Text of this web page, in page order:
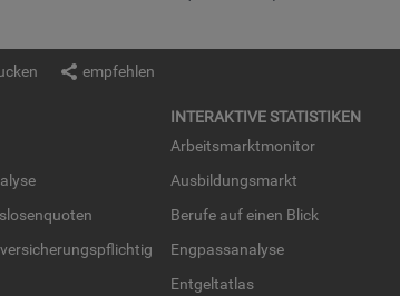
empfehlen
IN­TER­AK­TI­VE STA­TIS­TI­KEN
Ar­beits­markt­mo­ni­tor
Aus­bil­dungs­markt
Be­ru­fe auf einen Blick
Eng­pass­ana­ly­se
Ent­gel­t­at­las